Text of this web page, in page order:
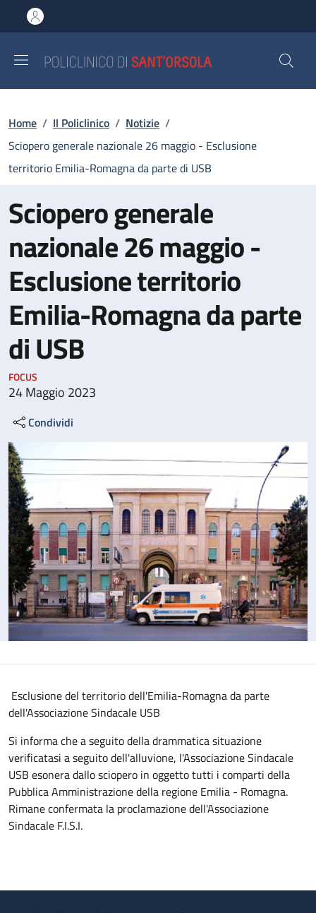
al contenuto principale
to footer content
Briciole di pane
Home / Il Policlinico / Notizie /
Sciopero generale nazionale 26 maggio - Esclusione
territorio Emilia-Romagna da parte di USB
Sciopero generale
nazionale 26 maggio -
Esclusione territorio
Emilia-Romagna da parte
di USB
FOCUS
24 Maggio 2023
Condividi
Esclusione del territorio dell'Emilia-Romagna da parte
dell'Associazione Sindacale USB
Si informa che a seguito della drammatica situazione
verificatasi a seguito dell'alluvione, l'Associazione Sindacale
USB esonera dallo sciopero in oggetto tutti i comparti della
Pubblica Amministrazione della regione Emilia - Romagna.
Rimane confermata la proclamazione dell'Associazione
Sindacale F.I.S.I.